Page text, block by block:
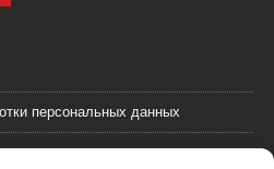
персональных данных
данных